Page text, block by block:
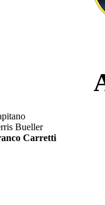
Bueller
Carretti